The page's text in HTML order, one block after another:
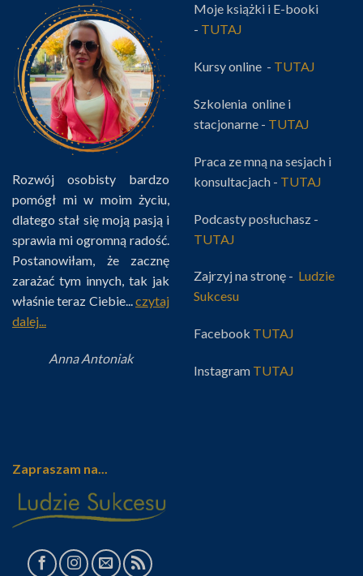
Rozwój osobisty bardzo
pomógł mi w moim życiu,
dlatego stał się moją pasją i
sprawia mi ogromną radość.
Postanowiłam, że zacznę
zarażać tym innych, tak jak
właśnie teraz Ciebie...czytaj
dalej...
Anna Antoniak
Moje książki i E-booki
- TUTAJ
Kursy online - TUTAJ
Szkolenia online i
stacjonarne - TUTAJ
Praca ze mną na sesjach i
konsultacjach - TUTAJ
Podcasty posłuchasz -
TUTAJ
Zajrzyj na stronę - Ludzie
Sukcesu
Facebook TUTAJ
Instagram TUTAJ
Zapraszam na...